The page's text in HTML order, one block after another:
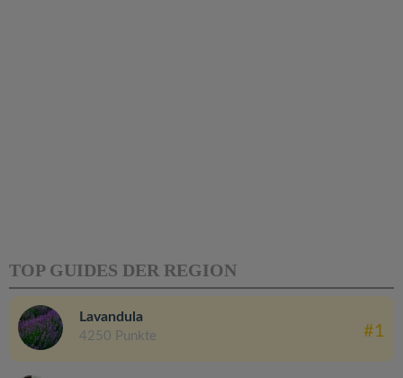
TOP GUIDES DER REGION
Lavandula
4250 Punkte #1